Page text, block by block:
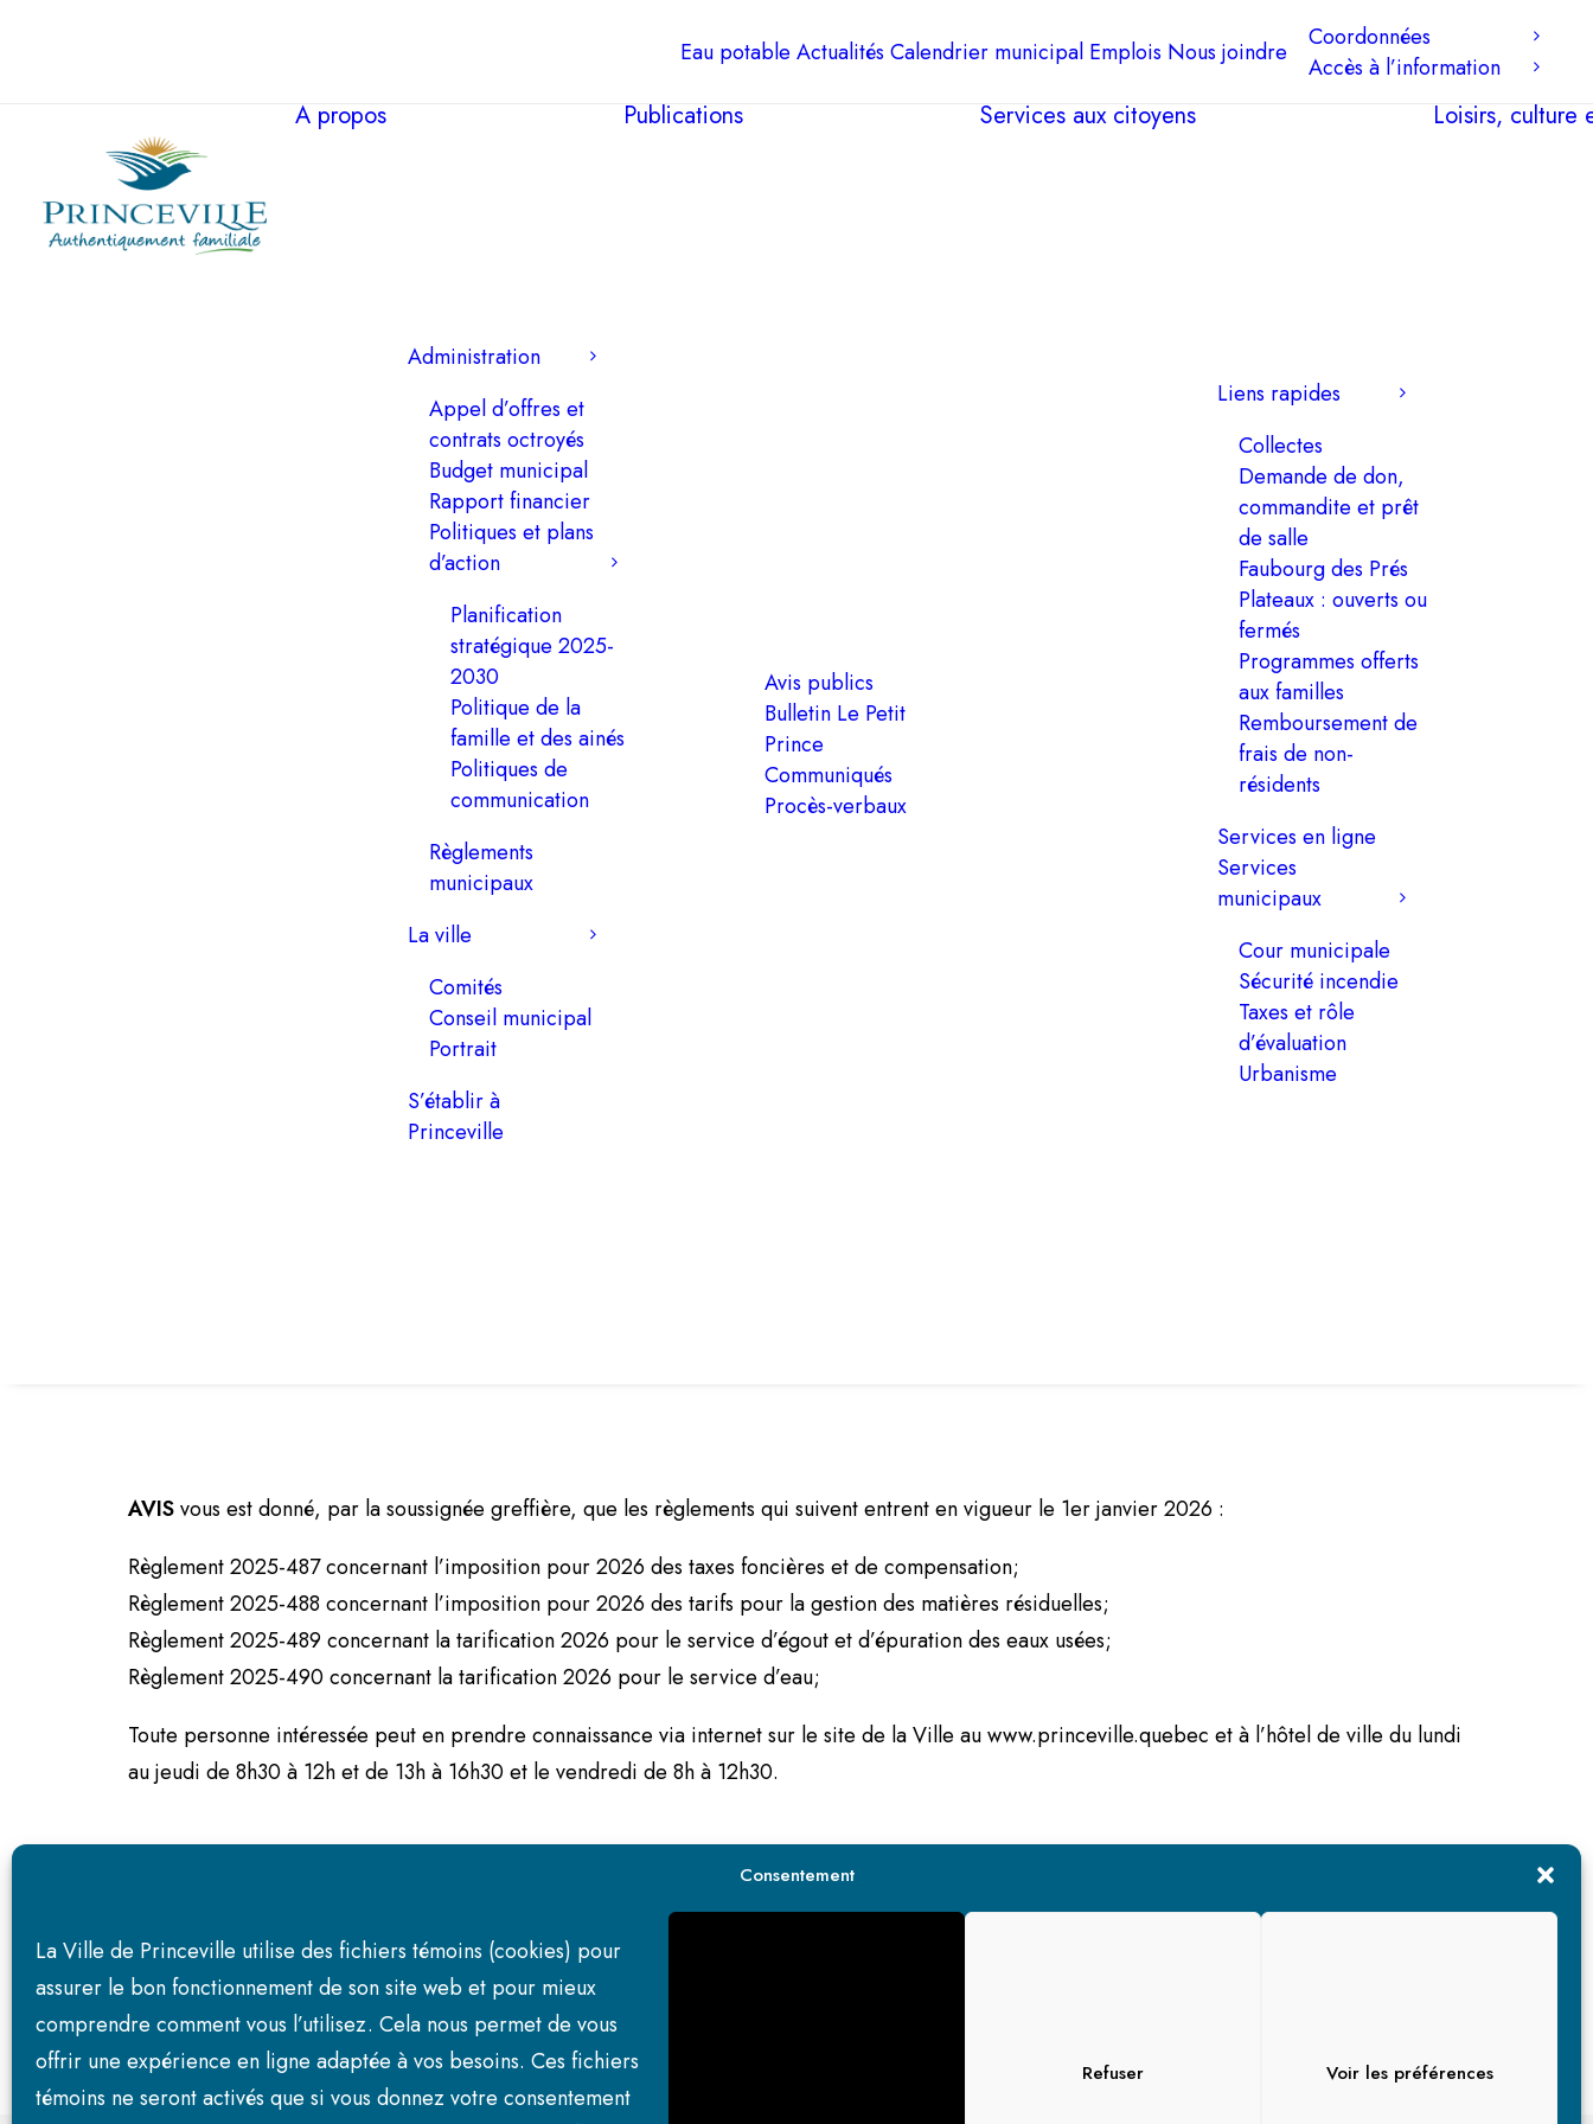
Consentement
La Ville de Princeville utilise des fichiers témoins (cookies) pour
assurer le bon fonctionnement de son site web et pour mieux
comprendre comment vous l’utilisez. Cela nous permet de vous
offrir une expérience en ligne adaptée à vos besoins. Ces fichiers
témoins ne seront activés que si vous donnez votre consentement
Refuser Voir les préférences
Eau potable Actualités Calendrier municipal Emplois Nous joindre
Coordonnées
Accès à l’information
À propos
Administration
Appel d’offres et
contrats octroyés
Budget municipal
Rapport financier
Politiques et plans
d’action
Planification
stratégique 2025-
2030
Politique de la
famille et des ainés
Politiques de
communication
Règlements
municipaux
La ville
Comités
Conseil municipal
Portrait
S’établir à
Princeville
Publications
Avis publics
Bulletin Le Petit
Prince
Communiqués
Procès-verbaux
Services aux citoyens
Liens rapides
Collectes
Demande de don,
commandite et prêt
de salle
Faubourg des Prés
Plateaux : ouverts ou
fermés
Programmes offerts
aux familles
Remboursement de
frais de non-
résidents
Services en ligne
Services
municipaux
Cour municipale
Sécurité incendie
Taxes et rôle
d’évaluation
Urbanisme
Loisirs, culture
AVISvous est donné, par la soussignée greffière, que les règlements qui suivent entrent en vigueur le 1er janvier 2026 :
Règlement 2025-487 concernant l’imposition pour 2026 des taxes foncières et de compensation;
Règlement 2025-488 concernant l’imposition pour 2026 des tarifs pour la gestion des matières résiduelles;
Règlement 2025-489 concernant la tarification 2026 pour le service d’égout et d’épuration des eaux usées;
Règlement 2025-490 concernant la tarification 2026 pour le service d’eau;
Toute personne intéressée peut en prendre connaissance via internet sur le site de la Ville au www.princeville.quebec et à l’hôtel de ville du lundi
au jeudi de 8h30 à 12h et de 13h à 16h30 et le vendredi de 8h à 12h30.